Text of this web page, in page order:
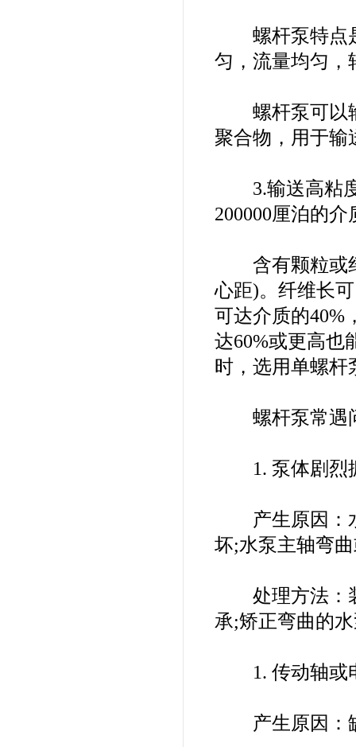
螺杆泵特点是
匀，流量均匀，
螺杆泵可以输
聚合物，用于输
3.输送高粘度
200000厘泊的介
含有颗粒或纤
心距)。纤维长
可达介质的40%
达60%或更高也
时，选用单螺杆
螺杆泵常遇
1. 泵体剧烈
产生原因：水
坏;水泵主轴弯
处理方法：装
承;矫正弯曲的
1. 传动轴或
产生原因：缺